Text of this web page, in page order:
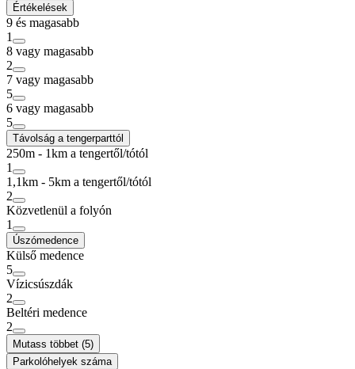
Értékelések
9 és magasabb
1
8 vagy magasabb
2
7 vagy magasabb
5
6 vagy magasabb
5
Távolság a tengerparttól
250m - 1km a tengertől/tótól
1
1,1km - 5km a tengertől/tótól
2
Közvetlenül a folyón
1
Úszómedence
Külső medence
5
Vízicsúszdák
2
Beltéri medence
2
Mutass többet (5)
Parkolóhelyek száma